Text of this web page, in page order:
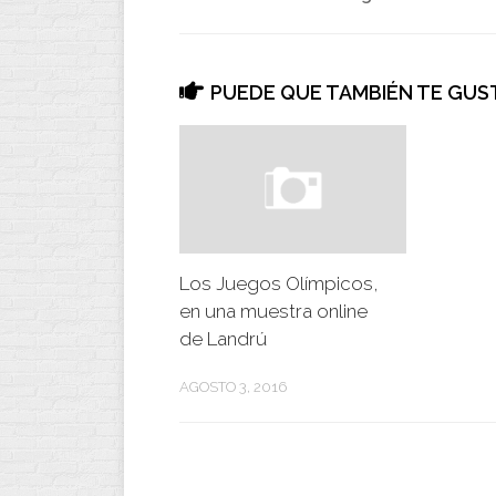
PUEDE QUE TAMBIÉN TE
Los Juegos Olímpicos,
en una muestra online
de Landrú
AGOSTO 3, 2016